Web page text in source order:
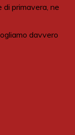
primavera, ne
davvero